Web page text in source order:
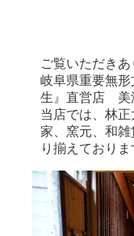
ご覧いただきあ
岐阜県重要無
生』直営店 美
当店では、林
家、窯元、和
り揃えておりま